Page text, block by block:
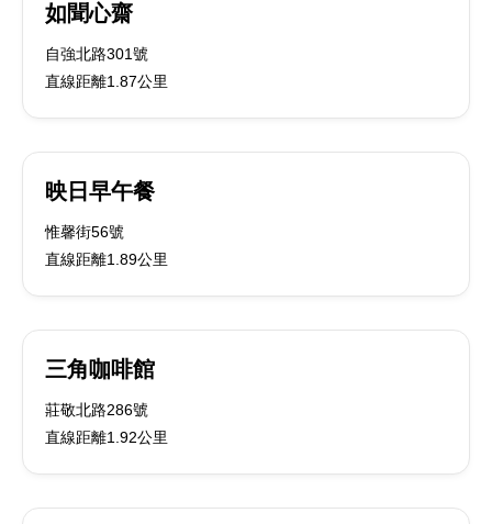
如聞心齋
自強北路301號
直線距離1.87公里
映日早午餐
惟馨街56號
直線距離1.89公里
三角咖啡館
莊敬北路286號
直線距離1.92公里